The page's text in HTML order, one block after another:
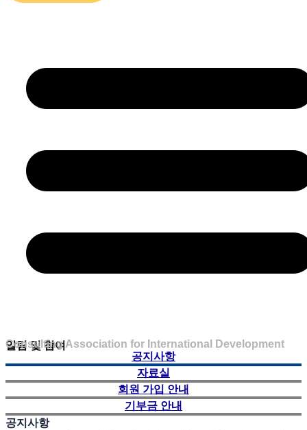
알림 및 참여
Consulting Association for International Development
공지사항
자료실
회원 가입 안내
기부금 안내
공지사항